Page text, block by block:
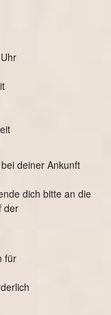
deiner Ankunft
dich bitte an die
der
für